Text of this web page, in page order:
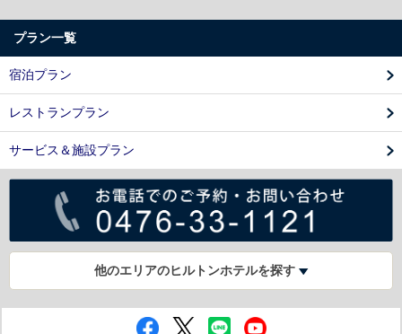
プラン一覧
宿泊プラン
レストランプラン
サービス＆施設プラン
他のエリアのヒルトンホテルを探す